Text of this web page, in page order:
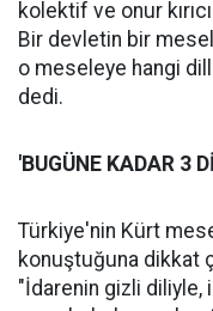
kolektif ve onur
Bir devletin bir
o meseleye hangi
dedi.
'BUGÜNE KADAR 3
Türkiye'nin Kürt
konuştuğuna dikkat
"İdarenin gizli diliyle,